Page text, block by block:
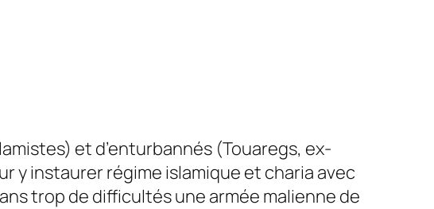
et d’enturbannés (Touaregs, ex-
y instaurer régime islamique et charia avec
trop de difficultés une armée malienne de